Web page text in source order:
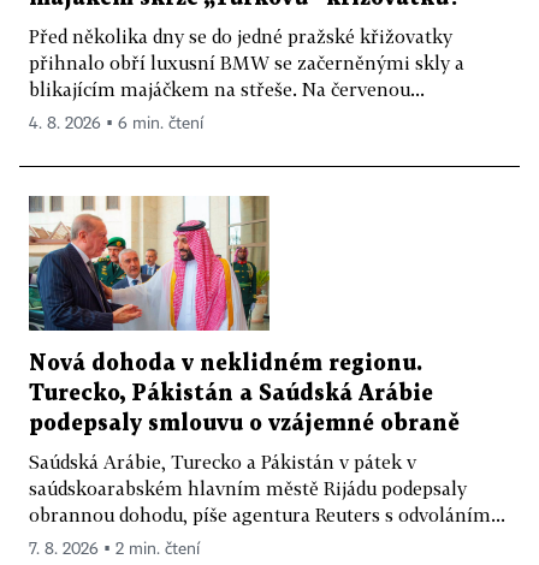
Před několika dny se do jedné pražské křižovatky
přihnalo obří luxusní BMW se začerněnými skly a
blikajícím majáčkem na střeše. Na červenou...
4. 8. 2026 ▪ 6 min. čtení
Nová dohoda v neklidném regionu.
Turecko, Pákistán a Saúdská Arábie
podepsaly smlouvu o vzájemné obraně
Saúdská Arábie, Turecko a Pákistán v pátek v
saúdskoarabském hlavním městě Rijádu podepsaly
obrannou dohodu, píše agentura Reuters s odvoláním...
7. 8. 2026 ▪ 2 min. čtení